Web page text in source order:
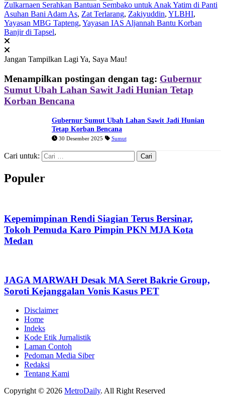
Zulkarnaen Serahkan Bantuan Sembako untuk Anak Yatim di Panti
Asuhan Bani Adam As, Zat Terlarang, Zakiyuddin, YLBHI,
Yayasan MBG Tapteng, Yayasan IAS Aljannah Bantu Korban
Banjir di Tapsel,
Jangan Tampilkan Lagi Ya, Saya Mau!
Menampilkan postingan dengan tag: Gubernur
Sumut Ubah Lahan Sawit Jadi Hunian Tetap
Korban Bencana
Gubernur Sumut Ubah Lahan Sawit Jadi Hunian
Tetap Korban Bencana
30 Desember 2025 Sumut
Cari untuk:
Populer
Kepemimpinan Rendi Siagian Terus Bersinar,
Tokoh Pemuda Karo Pimpin PKN MJA Kota
Medan
JAGA MARWAH Desak MA Seret Bakrie Group,
Soroti Kejanggalan Vonis Kasus PET
Disclaimer
Home
Indeks
Kode Etik Jurnalistik
Laman Contoh
Pedoman Media Siber
Redaksi
Tentang Kami
Copyright © 2026 MetroDaily. All Right Reserved